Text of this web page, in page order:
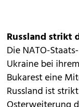
Russland strikt
Die NATO-
Ukraine bei
Bukarest eine
Russland ist